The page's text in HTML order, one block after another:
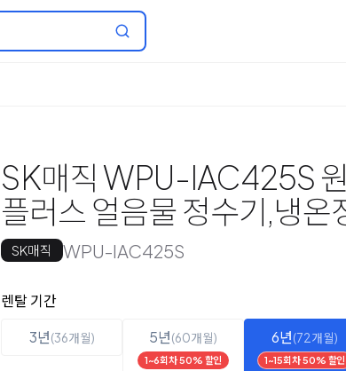
SK매직 WPU-IAC425S
플러스 얼음물 정수기,냉온
SK매직 WPU-IAC425S
옵션 선택
렌탈 선택
렌탈 기간
3년(36개월) 5년(60개월)
1~6회차 50% 할인
6년(72개월)
1~15회차 50% 할인